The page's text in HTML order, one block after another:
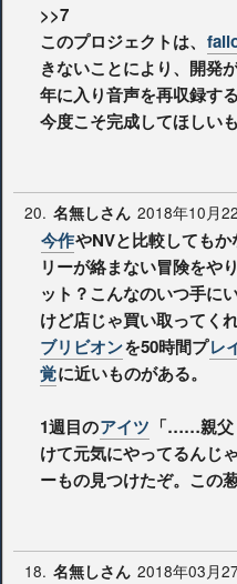
>>7
このプロジェクトは、
きないことにより、開発
年に入り音声を再収録す
今度こそ完成してほしい
20. 名無しさん 2018年10月
今作やNVと比較してもか
リーが絡まない冒険をや
ット？こんなのいつ手に
けど店じゃ買い取ってく
ブリビオンを50時間プレ
覚に近いものがある。
1週目のアイツ 「……親父
けて元気にやってるんじ
ーもの見つけたぞ。この
18. 名無しさん 2018年03月